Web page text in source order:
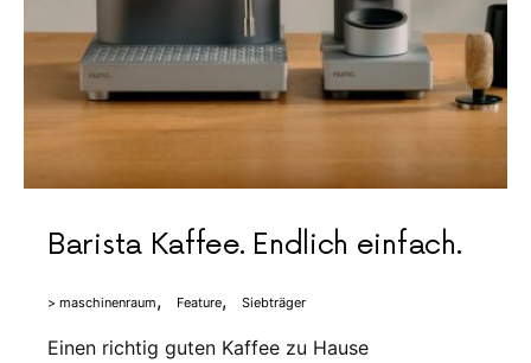
Barista Kaffee. Endlich einfach.
> maschinenraum Feature Siebträger
Einen richtig guten Kaffee zu Hause